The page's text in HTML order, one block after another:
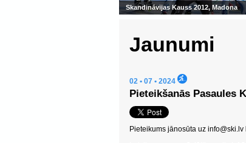
Skandināvijas Kauss 2012, Madona
Jaunumi
02 • 07 • 2024
Pieteikšanās Pasaules
Pieteikums jānosūta uz info@ski.lv